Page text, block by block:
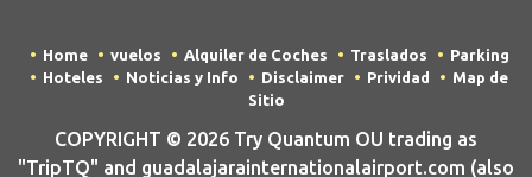
Home vuelos Alquiler de Coches Traslados
Parking
Hoteles
Noticias y Info Disclaimer Prividad
Map de
Sitio
COPYRIGHT © 2026 Try Quantum OU trading as
"TripTQ" and guadalajarainternationalairport.com (also